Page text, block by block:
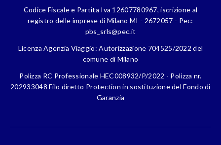
Codice Fiscale e Partita Iva 12607780967, iscrizione al
registro delle imprese di Milano MI - 2672057 - Pec:
pbs_srls@pec.it
Licenza Agenzia Viaggio: Autorizzazione 704525/2022 del
comune di Milano
Polizza RC Professionale HEC008932/P/2022 - Polizza nr.
202933048 Filo diretto Protection in sostituzione del Fondo di
Garanzia